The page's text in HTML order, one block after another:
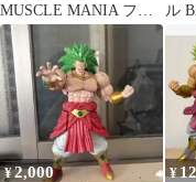
MUSCLE MANIA フィ
ギュア2体まとめ売り
ル
¥2,000 ¥